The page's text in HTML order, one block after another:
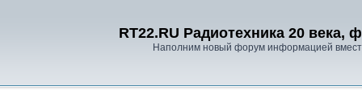
RT22.RU Радиотехника 20 века,
Наполним новый форум информацией